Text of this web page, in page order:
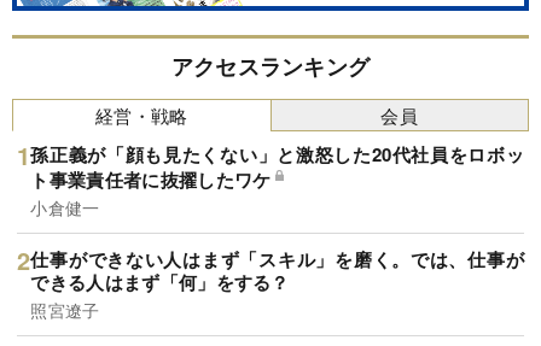
アクセスランキング
経営・戦略
孫正義が「顔も見たくない」と激怒した20代社員をロボッ
ト事業責任者に抜擢したワケ
小倉健一
仕事ができない人はまず「スキル」を磨く。では、仕事が
できる人はまず「何」をする？
照宮遼子
会員